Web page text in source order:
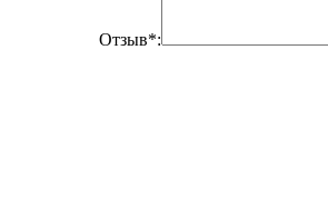
Отзыв*: